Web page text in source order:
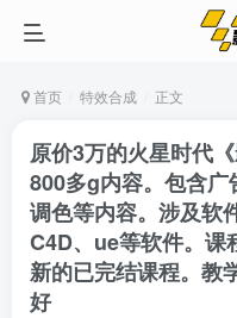
首页 特效合成 正文
原价3万的火星时代
800多g内容。包含广
调色等内容。涉及软
C4D、ue等软件。课
新的已完结课程。教
好